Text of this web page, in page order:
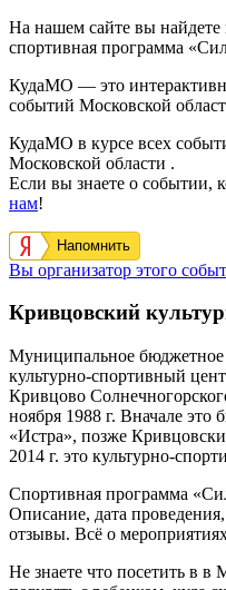
На нашем сайте вы
спортивная программа
КудаМО — это
событий Московской
КудаМО в курсе всех
Московской области .
Если вы знаете о событии,
нам!
Напомнить
Вы организатор этого
Кривцовский
Муниципальное бюджетное
культурно-cпортивный
Кривцово
ноября 1988 г. Вначале
«Истра», позже
2014 г. это культурно-
Спортивная программа
Описание, дата
отзывы. Всё о
Не знаете что посетить в в